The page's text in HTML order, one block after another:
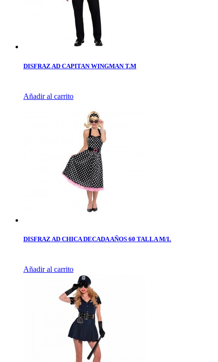
DISFRAZ AD CAPITAN WINGMAN T.M
Añadir al carrito
DISFRAZ AD CHICA DECADA AÑOS 60 TALLA M/L
Añadir al carrito